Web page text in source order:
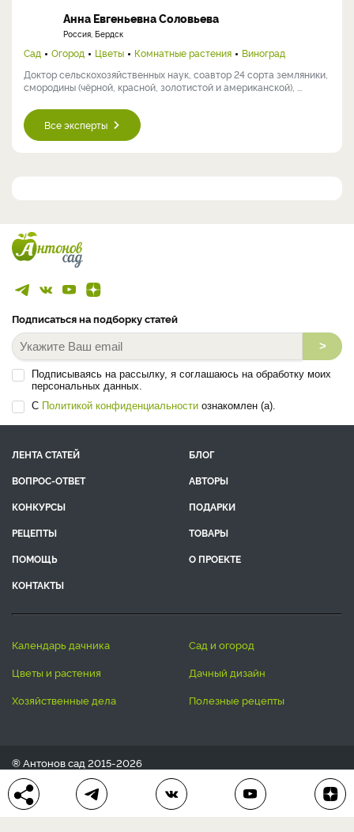
Анна Евгеньевна Соловьева
Россия, Бердск
Сад Огород Цветы Комнатные растения
Виноград
Доктор сельскохозяйственных наук, соавтор 24 сорта земляники,
смородины (чёрной, красной, золотистой и американской), ...
Все эксперты
Подписаться на подборку статей
>
Подписываясь на рассылку, я соглашаюсь на обработку моих
персональных данных.
С Политикой конфиденциальности ознакомлен (а).
ЛЕНТА СТАТЕЙ
БЛОГ
ВОПРОС-ОТВЕТ
АВТОРЫ
КОНКУРСЫ
ПОДАРКИ
РЕЦЕПТЫ
ТОВАРЫ
ПОМОЩЬ
О ПРОЕКТЕ
КОНТАКТЫ
календарь дачника
сад и огород
цветы и растения
дачный дизайн
хозяйственные дела
полезные рецепты
® Антонов сад 2015-2026
Политика конфиденциальности
Пользовательское соглашение